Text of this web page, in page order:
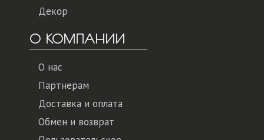
Декор
О КОМПАНИИ
О нас
Партнерам
Доставка и оплата
Обмен и возврат